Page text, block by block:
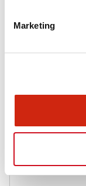
Marketing
Temporisateur